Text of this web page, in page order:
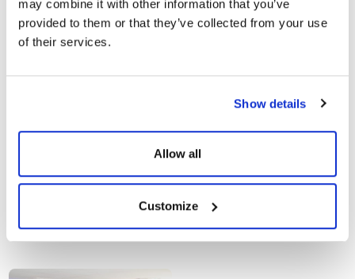
may combine it with other information that you’ve
provided to them or that they’ve collected from your use
of their services.
Show details
Allow all
Customize
Süleyman Demirel Üniversitesi öğretmen ve öğrencilerine teşekkür
etti.
CW Enerji yetkilileri tarafından Süleyman Demirel Üniversitesi Elektrik
gücünde panel seti ve panel üretiminde kullanılan hücre, ribon, eva,
gerçekleştirilen Döşemealtı 1069,2 kWp gücündeki
Santralinigezerek, almış oldukları eğitimi uygulamalı bir şekilde
25.05.2018